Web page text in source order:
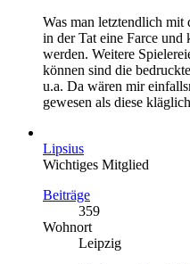
Was man letztendlich mit
in der Tat eine Farce
werden. Weitere
können sind die
u.a. Da wären mir
gewesen als diese
Lipsius
Wichtiges Mitglied
Beiträge
359
Wohnort
Leipzig